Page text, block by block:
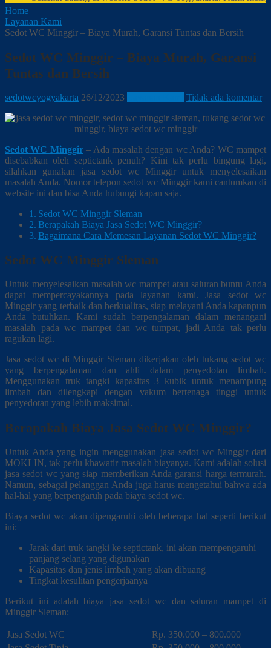
Home
Layanan Kami
Sedot WC Minggir – Biaya Murah, Garansi Tuntas dan Bersih
Sedot WC Minggir – Biaya Murah, Garansi
Tuntas dan Bersih
sedotwcyogyakarta 26/12/2023 Tidak ada komentar
Sedot WC Minggir– Ada masalah dengan wc Anda? WC mampet
disebabkan oleh septictank penuh? Kini tak perlu bingung lagi,
silahkan gunakan jasa sedot wc Minggir untuk menyelesaikan
masalah Anda. Nomor telepon sedot wc Minggir kami cantumkan di
website ini dan bisa Anda hubungi kapan saja.
Sedot WC Minggir Sleman
Berapakah Biaya Jasa Sedot WC Minggir?
Bagaimana Cara Memesan Layanan Sedot WC Minggir?
Sedot WC Minggir Sleman
Untuk menyelesaikan masalah wc mampet atau saluran buntu Anda
dapat mempercayakannya pada layanan kami. Jasa sedot wc
Minggir yang terbaik dan berkualitas, siap melayani Anda kapanpun
Anda butuhkan. Kami sudah berpengalaman dalam menangani
masalah pada wc mampet dan wc tumpat, jadi Anda tak perlu
ragukan lagi.
Jasa sedot wc di Minggir Sleman dikerjakan oleh tukang sedot wc
yang berpengalaman dan ahli dalam penyedotan limbah.
Menggunakan truk tangki kapasitas 3 kubik untuk menampung
limbah dan dilengkapi dengan vakum bertenaga tinggi untuk
penyedotan yang lebih maksimal.
Berapakah Biaya Jasa Sedot WC Minggir?
Untuk Anda yang ingin menggunakan jasa sedot wc Minggir dari
MOKLIN, tak perlu khawatir masalah biayanya. Kami adalah solusi
jasa sedot wc yang siap memberikan Anda garansi harga termurah.
Namun, sebagai pelanggan Anda juga harus mengetahui bahwa ada
hal-hal yang berpengaruh pada biaya sedot wc.
Biaya sedot wc akan dipengaruhi oleh beberapa hal seperti berikut
ini:
Jarak dari truk tangki ke septictank, ini akan mempengaruhi
panjang selang yang digunakan
Kapasitas dan jenis limbah yang akan dibuang
Tingkat kesulitan pengerjaanya
Berikut ini adalah biaya jasa sedot wc dan saluran mampet di
Minggir Sleman:
Jasa Sedot WC
Rp. 350.000 – 800.000